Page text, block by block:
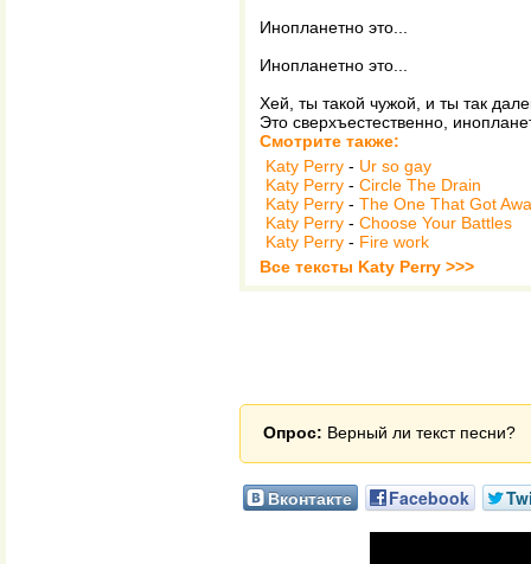
Инопланетно это...
Инопланетно это...
Хей, ты такой чужой, и ты так
Это сверхъестественно,
Смотрите также:
Katy Perry - Ur so gay
Katy Perry - Circle The Drain
Katy Perry - The One That Got
Katy Perry - Choose Your Battles
Katy Perry - Fire work
Все тексты Katy Perry >>>
Опрос: Верный ли текст песни?
Вконтакте Facebook